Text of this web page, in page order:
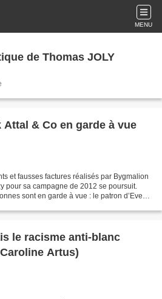
MENU
de Thomas JOLY
& Co en garde à vue
et fausses factures réalisés par Bygmalion
pour sa campagne de 2012 se poursuit.
sont en garde à vue : le patron d’Event
le racisme anti-blanc
Artus)